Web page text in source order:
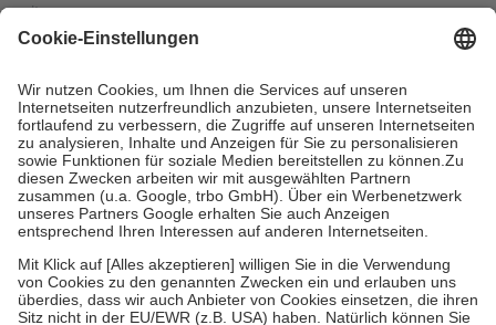
mit.
Grundsätzlich leisten Mitglieder Zuzahlungen in Höhe von zehn
höchstens zehn Euro.
Es sind jedoch nie mehr als die
tatsächlichen Kosten der Leistung zu entrichten.
Diese Regeln gelten grundsätzlich auch für Online-Apotheken.
Bei Heilmitteln und häuslicher Krankenpflege beträgt die
Zuzahlung zehn Prozent der Kosten sowie zehn Euro je
Verordnung.
Um das Engagement der Versicherten für ihre eigene Gesundheit
zu stärken und die besondere Stellung der Familie zu unterstützen,
fallenkeine Zuzahlungenan bei:
• Kindern und Jugendlichen bis zum vollendeten 18. Lebensjahr
mit Ausnahme der Fahrkosten